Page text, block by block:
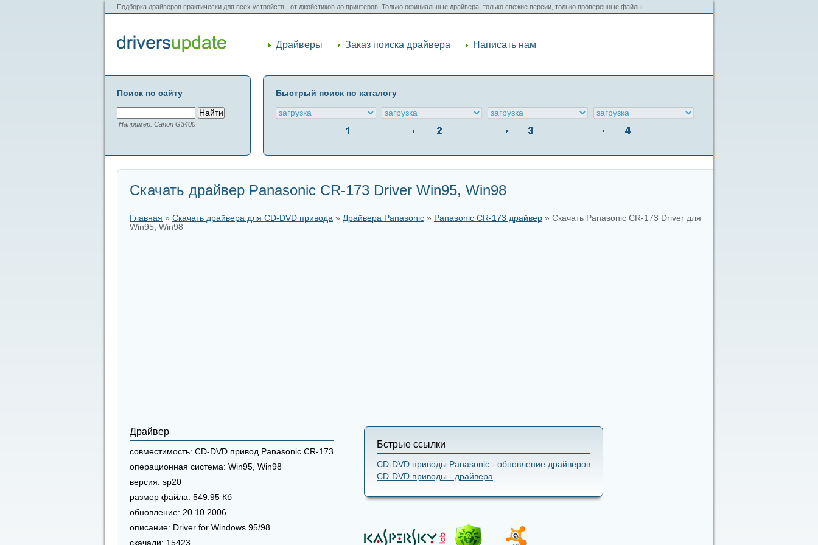
Подборка драйверов практически для всех устройств - от джойстиков до принтеров. Только официальные драйвера, только свежие версии, только проверенные файлы.
Драйверы Заказ поиска драйвера Написать нам
Поиск по сайту
Например: Canon G3400
Быстрый поиск по каталогу
Скачать драйвер Panasonic CR-173 Driver Win95, Win98
Главная » Скачать драйвера для CD-DVD привода » Драйвера Panasonic » Panasonic CR-173 драйвер » Скачать Panasonic CR-173 Driver для
Win95, Win98
Драйвер
совместимость: CD-DVD привод Panasonic CR-173
операционная система: Win95, Win98
версия: sp20
размер файла: 549.95 Кб
обновление: 20.10.2006
описание: Driver for Windows 95/98
скачали: 15423
Бстрые ссылки
CD-DVD приводы Panasonic - обновление драйверов
CD-DVD приводы - драйвера